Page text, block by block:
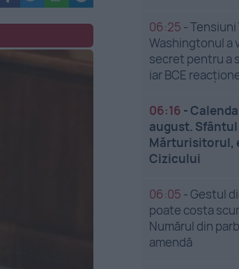
06:25 -Tensiuni
Washingtonul a
secret pentru a
iar BCE
06:16 -
august.
Mărturisitorul,
Cizicului
06:05 -Gestul
poate costa
Numărul din
amendă